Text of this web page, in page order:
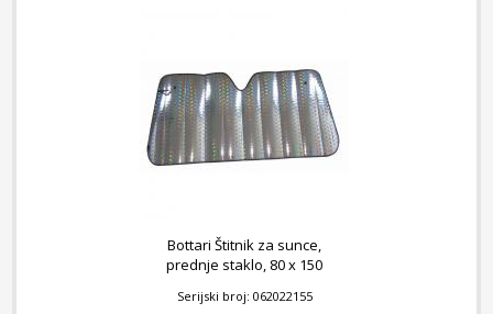
Bottari Štitnik za sunce,
prednje staklo, 80 x 150
Serijski broj: 062022155